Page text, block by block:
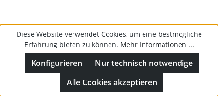
IB LAURSEN KERZENHALTER /
FLASCHENSTECKER BEIGE FÜR KERZE Ø 1,3
Diese Website verwendet Cookies, um eine bestmögliche
Erfahrung bieten zu können. Mehr Informationen ...
Nur technisch notwendige
Konfigurieren
Alle Cookies akzeptieren
Ø 4,6
Kundenrezensionen